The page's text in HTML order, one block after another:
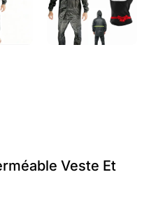
Veste Et